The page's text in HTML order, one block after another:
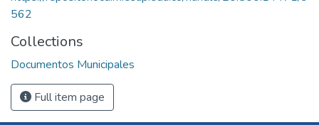
562
Collections
Documentos Municipales
Full item page